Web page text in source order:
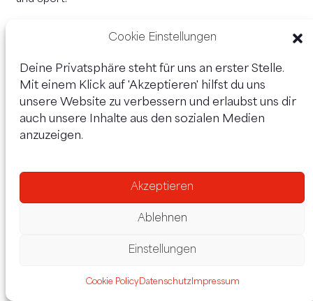
Cookie Einstellungen
Deine Privatsphäre steht für uns an erster Stelle.
Mit einem Klick auf 'Akzeptieren' hilfst du uns
unsere Website zu verbessern und erlaubst uns dir
auch unsere Inhalte aus den sozialen Medien
anzuzeigen.
Akzeptieren
Ablehnen
Einstellungen
Cookie PolicyDatenschutzImpressum
Meine Kanäle:
Korinna Schumann
Bundesministerin für Arbeit, Soziales,
Gesundheit, Pflege und Konsumentenschutz
Soziales, Gesundheit, Pflege und Konsumentenschutz.
WEITERLESEN